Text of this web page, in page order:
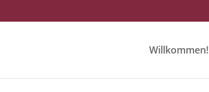
Willkommen!